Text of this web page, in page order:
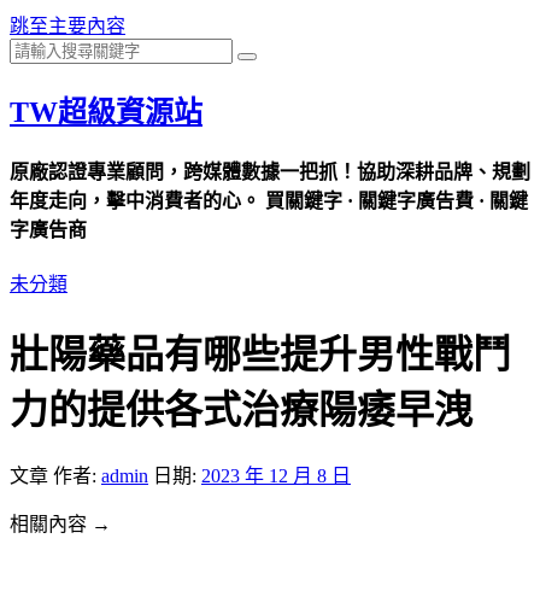
跳至主要內容
TW超級資源站
原廠認證專業顧問，跨媒體數據一把抓！協助深耕品牌、規劃
年度走向，擊中消費者的心。 買關鍵字 · 關鍵字廣告費 · 關鍵
字廣告商
未分類
壯陽藥品有哪些提升男性戰鬥
力的提供各式治療陽痿早洩
文章 作者: admin 日期: 2023 年 12 月 8 日
相關內容 →